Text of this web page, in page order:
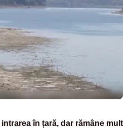
în țară, dar rămâne mult